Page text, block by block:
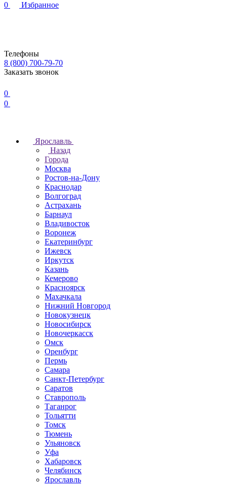
0
Избранное
Телефоны
8 (800) 700-79-70
Заказать звонок
0
0
Ярославль
Назад
Города
Москва
Ростов-на-Дону
Краснодар
Волгоград
Астрахань
Барнаул
Владивосток
Воронеж
Екатеринбург
Ижевск
Иркутск
Казань
Кемерово
Красноярск
Махачкала
Нижний Новгород
Новокузнецк
Новосибирск
Новочеркаcск
Омск
Оренбург
Пермь
Самара
Санкт-Петербург
Саратов
Ставрополь
Таганрог
Тольятти
Томск
Тюмень
Ульяновск
Уфа
Хабаровск
Челябинск
Ярославль